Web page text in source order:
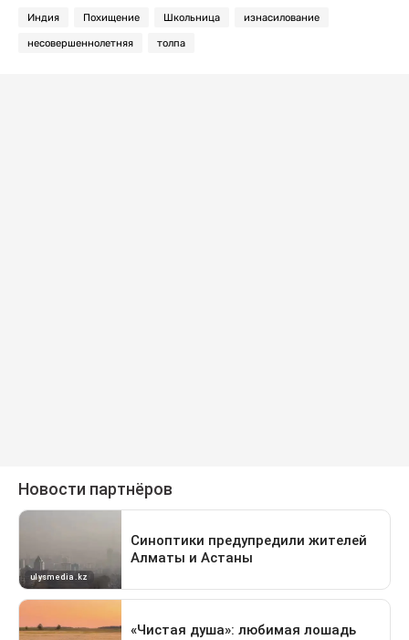
Индия Похищение Школьница изнасилование
несовершеннолетняя толпа